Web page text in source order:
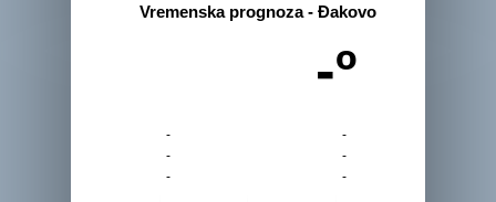
Vremenska prognoza - Đakovo
-º
-
-
-
-
-
-